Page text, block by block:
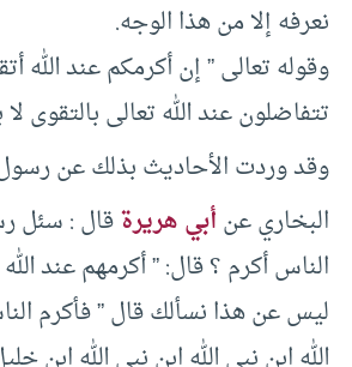
نعرفه إلا من هذا الوجه.
وقوله تعالى ” إن أكرمكم عند الله
تتفاضلون عند الله تعالى بالتقوى
وقد وردت الأحاديث بذلك عن رسول
البخاري عنأبي هريرةقال : سئل
الناس أكرم ؟ قال: ” أكرمهم عند الله
ليس عن هذا نسألك قال ” فأكرم